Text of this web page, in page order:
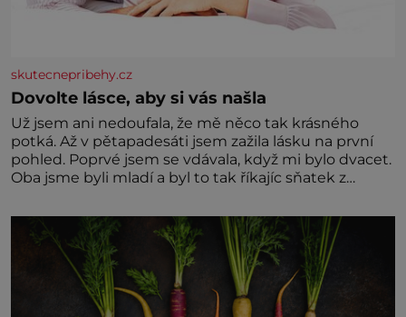
skutecnepribehy.cz
Dovolte lásce, aby si vás našla
Už jsem ani nedoufala, že mě něco tak krásného
potká. Až v pětapadesáti jsem zažila lásku na první
pohled. Poprvé jsem se vdávala, když mi bylo dvacet.
Oba jsme byli mladí a byl to tak říkajíc sňatek z
zaopatřený mladý muž. Manželství nám oběma moc
nesvědčilo, brzy jsme zjistili, že